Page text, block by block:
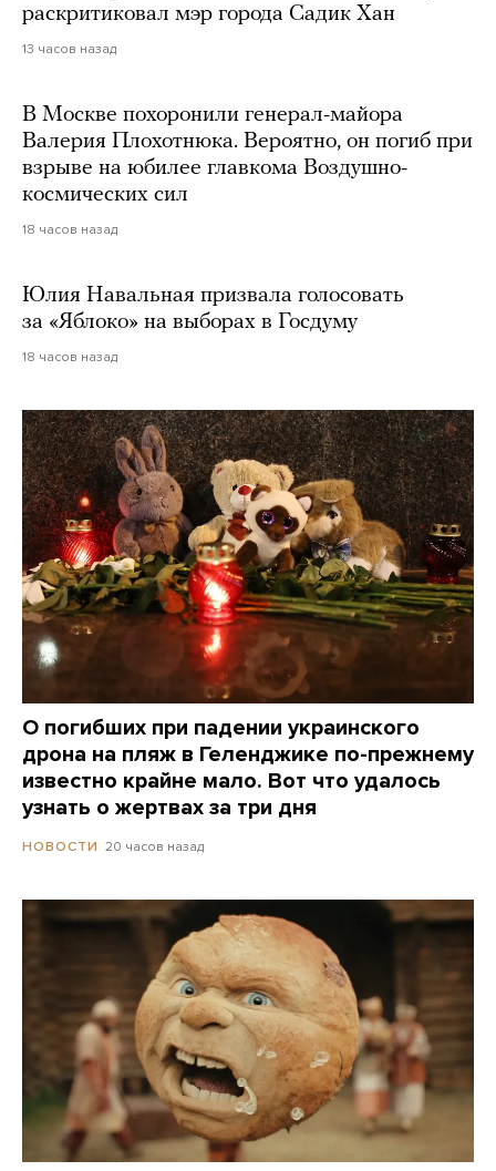
раскритиковал мэр города Садик Хан
13 часов назад
В Москве похоронили генерал-майора
Валерия Плохотнюка. Вероятно, он погиб при
взрыве на юбилее главкома Воздушно-
космических сил
18 часов назад
Юлия Навальная призвала голосовать
за «Яблоко» на выборах в Госдуму
18 часов назад
О погибших при падении украинского
дрона на пляж в Геленджике по-прежнему
известно крайне мало. Вот что удалось
узнать о жертвах за три дня
НОВОСТИ 20 часов назад